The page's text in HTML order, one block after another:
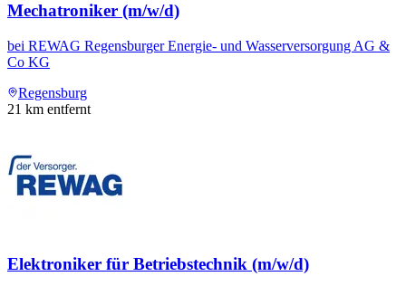
Mechatroniker (m/w/d)
bei REWAG Regensburger Energie- und Wasserversorgung AG &
Co KG
Regensburg
21 km entfernt
Elektroniker für Betriebstechnik (m/w/d)